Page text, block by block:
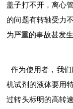
盖子打不开，离心
的问题有转轴受力
为严重的事故甚发
作为使用者，我
机试剂的液体要用
过转头标明的高转